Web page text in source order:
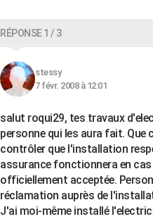
RÉPONSE 1 / 3
stessy
7 févr. 2008 à 12:01
salut roqui29, tes travaux
personne qui les aura fait. Que
contrôler que l'installation
assurance fonctionnera en
officiellement acceptée.
réclamation auprès de
J'ai moi-même installé